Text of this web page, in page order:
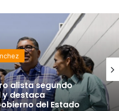
alista segundo
y destaca
del Estado